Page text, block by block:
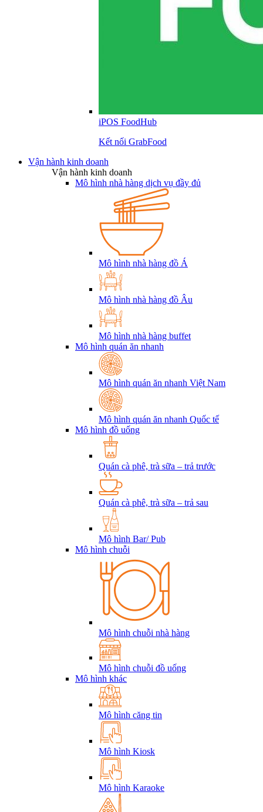
iPOS FoodHub
Kết nối GrabFood
Vận hành kinh doanh
Vận hành kinh doanh
Mô hình nhà hàng dịch vụ đầy đủ
Mô hình nhà hàng đồ Á
Mô hình nhà hàng đồ Âu
Mô hình nhà hàng buffet
Mô hình quán ăn nhanh
Mô hình quán ăn nhanh Việt Nam
Mô hình quán ăn nhanh Quốc tế
Mô hình đồ uống
Quán cà phê, trà sữa – trả trước
Quán cà phê, trà sữa – trả sau
Mô hình Bar/ Pub
Mô hình chuỗi
Mô hình chuỗi nhà hàng
Mô hình chuỗi đồ uống
Mô hình khác
Mô hình căng tin
Mô hình Kiosk
Mô hình Karaoke